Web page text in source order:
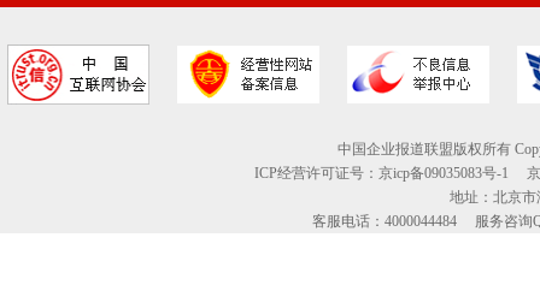
中国企业报道联盟版权所有
ICP经营许可证号：京icp备09035083号-1
地址：北京市
客服电话：4000044484 服务咨询